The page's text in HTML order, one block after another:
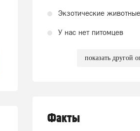
Экзотические животные
У нас нет питомцев
показать другой
Факты